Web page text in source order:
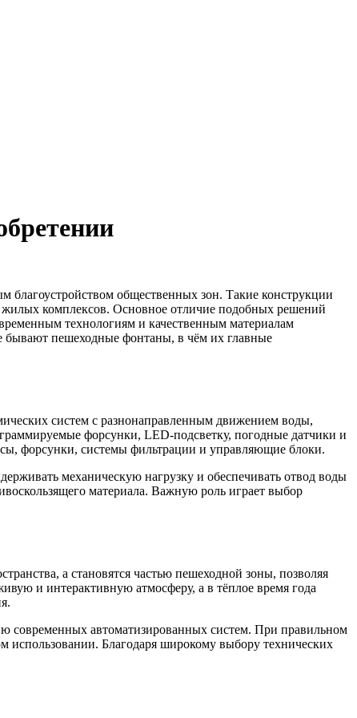
общественных зон. Такие конструкции
жилых комплексов. Основное отличие подобных решений
технологиям и качественным материалам
бывают пешеходные фонтаны, в чём их главные
систем с разнонаправленным движением воды,
форсунки, LED-подсветку, погодные датчики и
форсунки, системы фильтрации и управляющие блоки.
механическую нагрузку и обеспечивать отвод воды
материала. Важную роль играет выбор
а становятся частью пешеходной зоны, позволяя
и интерактивную атмосферу, а в тёплое время года
современных автоматизированных систем. При правильном
использовании. Благодаря широкому выбору технических